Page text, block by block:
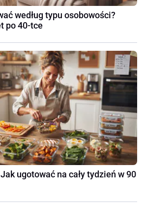
według typu osobowości?
po 40-tce
ugotować na cały tydzień w 90